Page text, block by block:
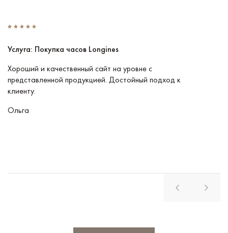
Услуга: Покупка часов Longines
Хороший и качественный сайт на уровне с
представленной продукцией. Достойный подход к
клиенту.
Ольга